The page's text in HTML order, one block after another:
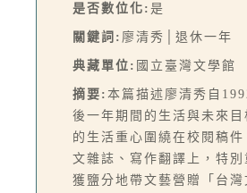
是否數位化: 是
關鍵詞: 廖清秀│退休一年
典藏單位: 國立臺灣文學館
摘要: 本篇描述廖清秀自
後一年期間的生活與未來目
的生活重心圍繞在校閱稿件
文雜誌、寫作翻譯上，特別
獲鹽分地帶文藝營贈「台灣